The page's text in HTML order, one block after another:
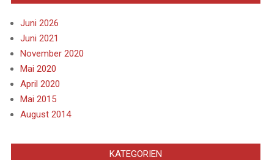
Juni 2026
Juni 2021
November 2020
Mai 2020
April 2020
Mai 2015
August 2014
KATEGORIEN